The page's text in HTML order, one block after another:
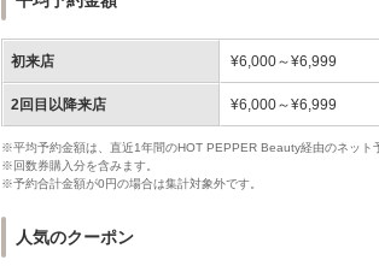
初来店 ¥6,000～¥6,999
2回目以降来店 ¥6,000～¥6,999
※平均予約金額は、直近1年間のHOT PEPPER Beauty経由のネット
※回数券購入分を含みます。
※予約合計金額が0円の場合は集計対象外です。
人気のクーポン